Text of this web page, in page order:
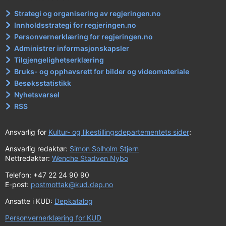
Strategi og organisering av regjeringen.no
Innholdsstrategi for regjeringen.no
Personvernerklæring for regjeringen.no
Administrer informasjonskapsler
Tilgjengelighetserklæring
Bruks- og opphavsrett for bilder og videomateriale
Besøksstatistikk
Nyhetsvarsel
RSS
Ansvarlig for Kultur- og likestillingsdepartementets sider:
Ansvarlig redaktør: Simon Solholm Stjern
Nettredaktør: Wenche Stadven Nybo
Telefon: +47 22 24 90 90
E-post: postmottak@kud.dep.no
Ansatte i KUD: Depkatalog
Personvernerklæring for KUD